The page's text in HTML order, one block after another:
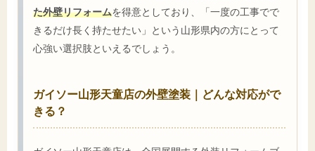
た外壁リフォームを得意としており、「一度の工事でで
きるだけ長く持たせたい」という山形県内の方にとって
心強い選択肢といえるでしょう。
ガイソー山形天童店の外壁塗装｜どんな対応がで
きる？